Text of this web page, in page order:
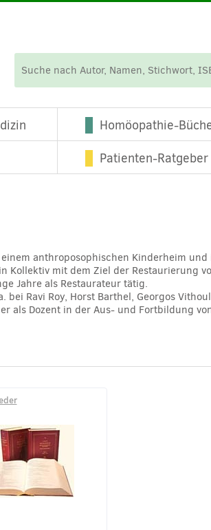
Homöopathie-
Patienten-Ratgeber
anthroposophischen Kinderheim
Kollektiv mit dem Ziel der Restaurierung
Jahre als Restaurateur tätig.
Ravi Roy, Horst Barthel, Georgos
als Dozent in der Aus- und Fortbildung